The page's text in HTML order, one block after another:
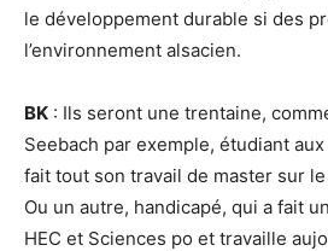
le développement durable si des
l’environnement alsacien.
BK : Ils seront une trentaine,
Seebach par exemple, étudiant
fait tout son travail de master sur
Ou un autre, handicapé, qui a fait
HEC et Sciences po et travaille